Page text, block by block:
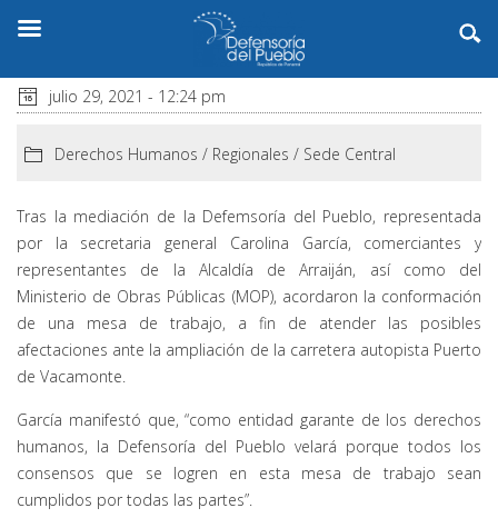
julio 29, 2021 - 12:24 pm
Derechos Humanos / Regionales / Sede Central
Tras la mediación de la Defemsoría del Pueblo, representada
por la secretaria general Carolina García, comerciantes y
representantes de la Alcaldía de Arraiján, así como del
Ministerio de Obras Públicas (MOP), acordaron la conformación
de una mesa de trabajo, a fin de atender las posibles
afectaciones ante la ampliación de la carretera autopista Puerto
de Vacamonte.
García manifestó que, “como entidad garante de los derechos
humanos, la Defensoría del Pueblo velará porque todos los
consensos que se logren en esta mesa de trabajo sean
cumplidos por todas las partes”.